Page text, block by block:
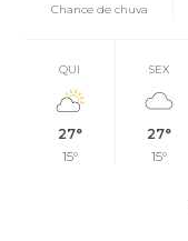
Chance de chuva
QUI
27°
15°
SEX
27°
15°